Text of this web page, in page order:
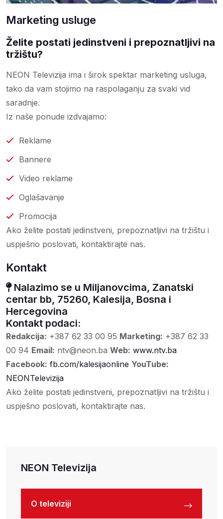
Marketing usluge
Želite postati jedinstveni i prepoznatljivi na
tržištu?
NEON Televizija ima i širok spektar marketing usluga,
tako da vam stojimo na raspolaganju za svaki vid
saradnje.
Iz naše ponude izdvajamo:
Reklame
Bannere
Video reklame
Oglašavanje
Promocija
Ako želite postati jedinstveni, prepoznatljivi na tržištu i
uspješno poslovati, kontaktirajte nas.
Kontakt
Nalazimo se u Miljanovcima, Zanatski
centar bb, 75260, Kalesija, Bosna i
Hercegovina
Kontakt podaci:
Redakcija: +387 62 33 00 95 Marketing: +387 62 33
00 94 Email: ntv@neon.ba Web: www.ntv.ba
Facebook: fb.com/kalesijaonline YouTube:
NEONTelevizija
Ako želite postati jedinstveni, prepoznatljivi na tržištu i
uspješno poslovati, kontaktirajte nas.
NEON Televizija
O televiziji